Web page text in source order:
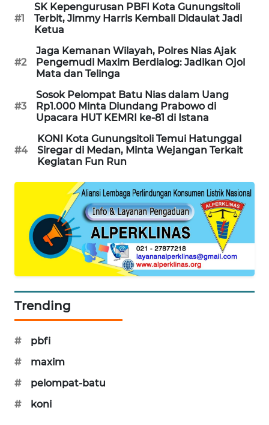
#1
SK Kepengurusan PBFI Kota Gunungsitoli
Terbit, Jimmy Harris Kembali Didaulat Jadi
Ketua
#2
Jaga Kemanan Wilayah, Polres Nias Ajak
Pengemudi Maxim Berdialog: Jadikan Ojol
Mata dan Telinga
#3
Sosok Pelompat Batu Nias dalam Uang
Rp1.000 Minta Diundang Prabowo di
Upacara HUT KEMRI ke-81 di Istana
#4
KONI Kota Gunungsitoli Temui Hatunggal
Siregar di Medan, Minta Wejangan Terkait
Kegiatan Fun Run
Trending
#
pbfi
#
maxim
#
pelompat-batu
#
koni
SIBARAGAS
NEWS
METRO
SIANTAR
METRO
MEDAN
NEWS
KRT
NEWS
KARING
NEWS
JURNAL
MARITIM
HUMBANG
NEWS